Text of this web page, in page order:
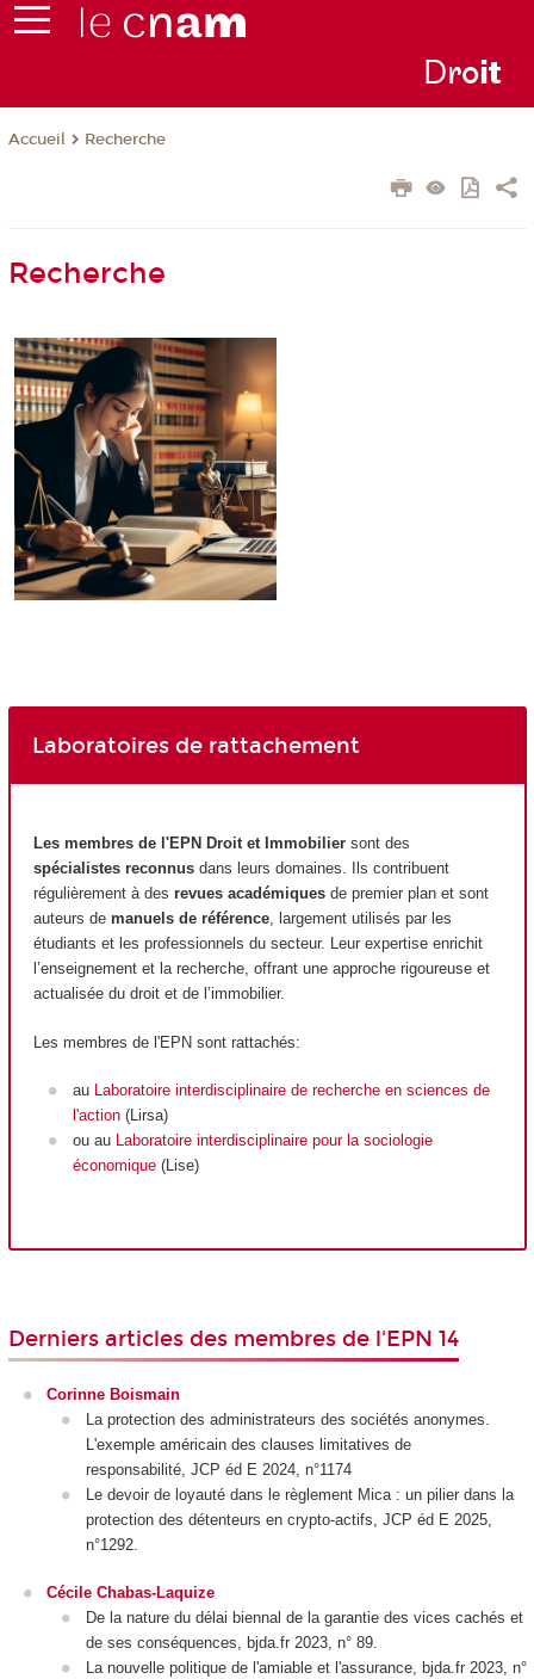
Droit
Accueil Recherche
Recherche
Laboratoires de rattachement
Les membres de l'EPN Droit et Immobilier sont des
spécialistes reconnus dans leurs domaines. Ils contribuent
régulièrement à des revues académiques de premier plan et sont
auteurs de manuels de référence, largement utilisés par les
étudiants et les professionnels du secteur. Leur expertise enrichit
l’enseignement et la recherche, offrant une approche rigoureuse et
actualisée du droit et de l’immobilier.
Les membres de l'EPN sont rattachés:
au Laboratoire interdisciplinaire de recherche en sciences de
l'action(Lirsa)
ou au Laboratoire interdisciplinaire pour la sociologie
économique(Lise)
Derniers articles des membres de l'EPN 14
Corinne Boismain
La protection des administrateurs des sociétés anonymes.
L'exemple américain des clauses limitatives de
responsabilité, JCP éd E 2024, n°1174
Le devoir de loyauté dans le règlement Mica : un pilier dans la
protection des détenteurs en crypto-actifs, JCP éd E 2025,
n°1292.
Cécile Chabas-Laquize
De la nature du délai biennal de la garantie des vices cachés et
de ses conséquences, bjda.fr 2023, n° 89.
La nouvelle politique de l'amiable et l'assurance, bjda.fr 2023, n°